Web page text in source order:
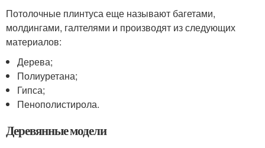
Потолочные плинтуса еще называют багетами,
молдингами, галтелями и производят из следующих
материалов:
Дерева;
Полиуретана;
Гипса;
Пенополистирола.
Деревянные модели